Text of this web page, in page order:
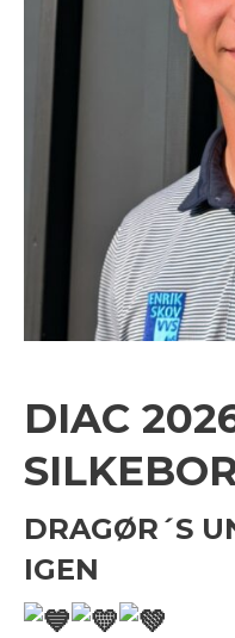
DIAC
DRAGØR´S
IGEN